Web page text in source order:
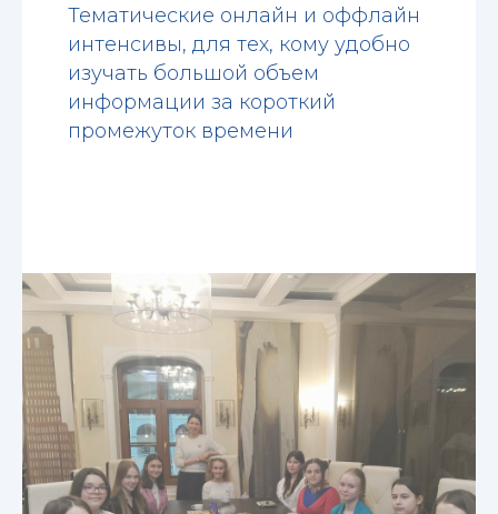
Тематические онлайн и оффлайн
интенсивы, для тех, кому удобно
изучать большой объем
информации за короткий
промежуток времени